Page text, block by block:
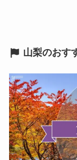
山梨のおす